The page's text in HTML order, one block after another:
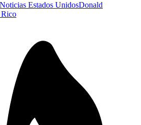
Noticias Estados UnidosDonald
Rico